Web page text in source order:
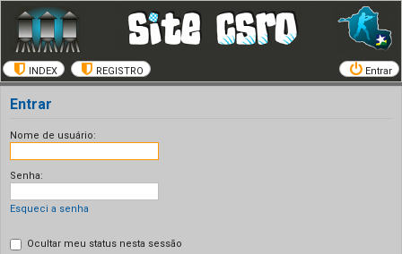
INDEX REGISTRO Entrar
Entrar
Nome de usuário:
Senha:
Esqueci a senha
Ocultar meu status nesta sessão